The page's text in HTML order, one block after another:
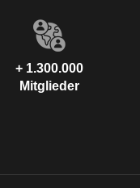
+ 1.300.000
Mitglieder